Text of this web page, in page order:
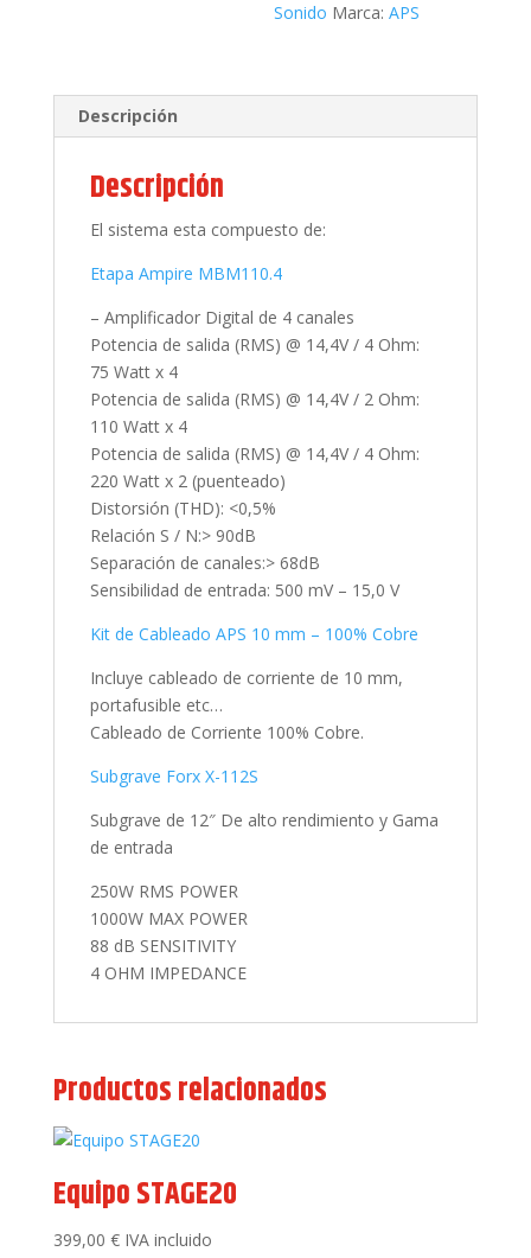
Sonido Marca:APS
Descripción
Descripción
El sistema esta compuesto de:
Etapa Ampire MBM110.4
– Amplificador Digital de 4 canales
Potencia de salida (RMS) @ 14,4V / 4 Ohm:
75 Watt x 4
Potencia de salida (RMS) @ 14,4V / 2 Ohm:
110 Watt x 4
Potencia de salida (RMS) @ 14,4V / 4 Ohm:
220 Watt x 2 (puenteado)
Distorsión (THD): <0,5%
Relación S / N:> 90dB
Separación de canales:> 68dB
Sensibilidad de entrada: 500 mV – 15,0 V
Kit de Cableado APS 10 mm – 100% Cobre
Incluye cableado de corriente de 10 mm,
portafusible etc…
Cableado de Corriente 100% Cobre.
Subgrave Forx X-112S
Subgrave de 12″ De alto rendimiento y Gama
de entrada
250W RMS POWER
1000W MAX POWER
88 dB SENSITIVITY
4 OHM IMPEDANCE
Productos relacionados
Equipo STAGE20
399,00 € IVA incluido